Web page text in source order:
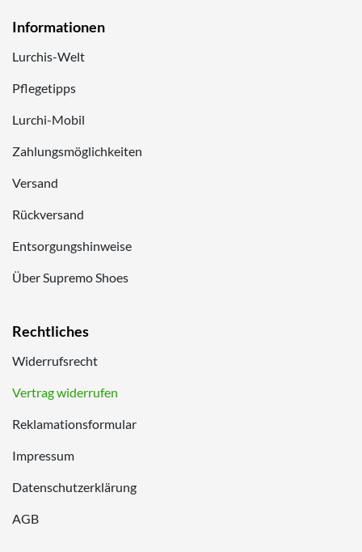
Informationen
Lurchis-Welt
Pflegetipps
Lurchi-Mobil
Zahlungsmöglichkeiten
Versand
Rückversand
Entsorgungshinweise
Über Supremo Shoes
Rechtliches
Widerrufsrecht
Vertrag widerrufen
Reklamationsformular
Impressum
Datenschutzerklärung
AGB